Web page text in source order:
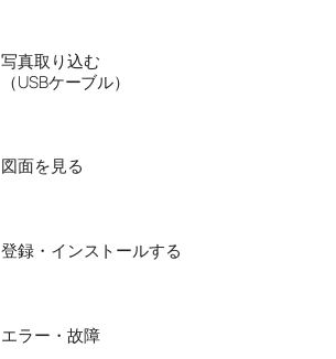
写真取り込む
（USBケーブル）
図面を見る
登録・インストールする
エラー・故障